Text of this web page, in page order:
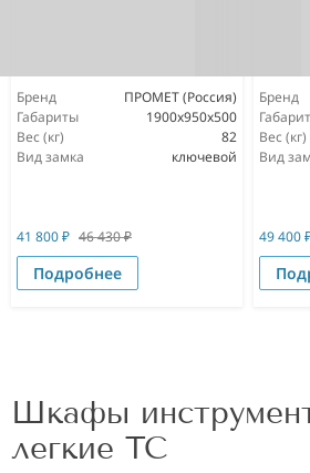
Бренд
ПРОМЕТ (Россия)
Габариты
1900x950x500
Вес (кг)
82
Вид замка
ключевой
41 800₽ 46 430₽
Подробнее
Бренд
Вес (кг)
Вид
49 400
Шкафы
легкие TC